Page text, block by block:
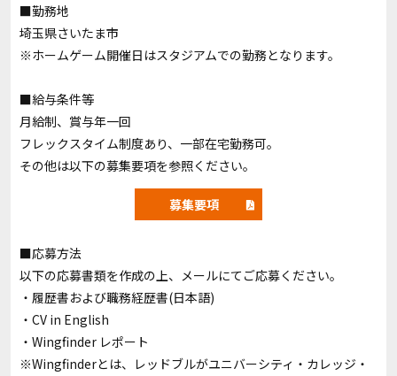
■勤務地
埼玉県さいたま市
※ホームゲーム開催日はスタジアムでの勤務となります。
■給与条件等
月給制、賞与年一回
フレックスタイム制度あり、一部在宅勤務可。
その他は以下の募集要項を参照ください。
募集要項
■応募方法
以下の応募書類を作成の上、メールにてご応募ください。
・履歴書および職務経歴書(日本語)
・CV in English
・Wingfinder レポート
※Wingfinderとは、レッドブルがユニバーシティ・カレッジ・